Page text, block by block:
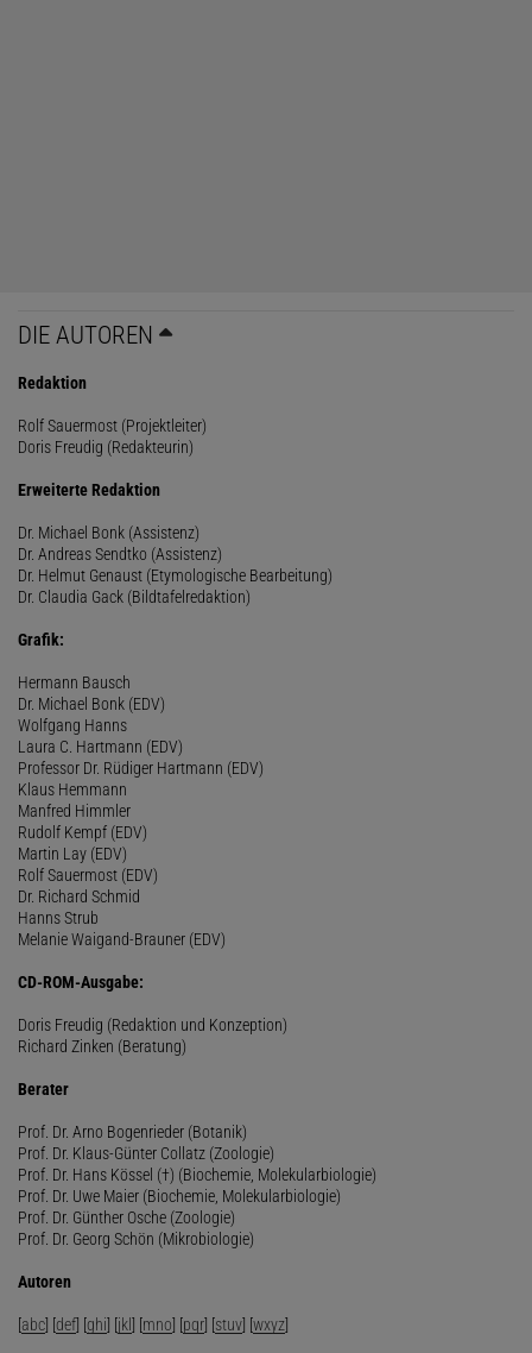
DIE AUTOREN
Redaktion
Rolf Sauermost (Projektleiter)
Doris Freudig (Redakteurin)
Erweiterte Redaktion
Dr. Michael Bonk (Assistenz)
Dr. Andreas Sendtko (Assistenz)
Dr. Helmut Genaust (Etymologische Bearbeitung)
Dr. Claudia Gack (Bildtafelredaktion)
Grafik:
Hermann Bausch
Dr. Michael Bonk (EDV)
Wolfgang Hanns
Laura C. Hartmann (EDV)
Professor Dr. Rüdiger Hartmann (EDV)
Klaus Hemmann
Manfred Himmler
Rudolf Kempf (EDV)
Martin Lay (EDV)
Rolf Sauermost (EDV)
Dr. Richard Schmid
Hanns Strub
Melanie Waigand-Brauner (EDV)
CD-ROM-Ausgabe:
Doris Freudig (Redaktion und Konzeption)
Richard Zinken (Beratung)
Berater
Prof. Dr. Arno Bogenrieder (Botanik)
Prof. Dr. Klaus-Günter Collatz (Zoologie)
Prof. Dr. Hans Kössel (†) (Biochemie, Molekularbiologie)
Prof. Dr. Uwe Maier (Biochemie, Molekularbiologie)
Prof. Dr. Günther Osche (Zoologie)
Prof. Dr. Georg Schön (Mikrobiologie)
Autoren
[abc] [def] [ghi] [jkl] [mno] [pqr] [stuv] [wxyz]